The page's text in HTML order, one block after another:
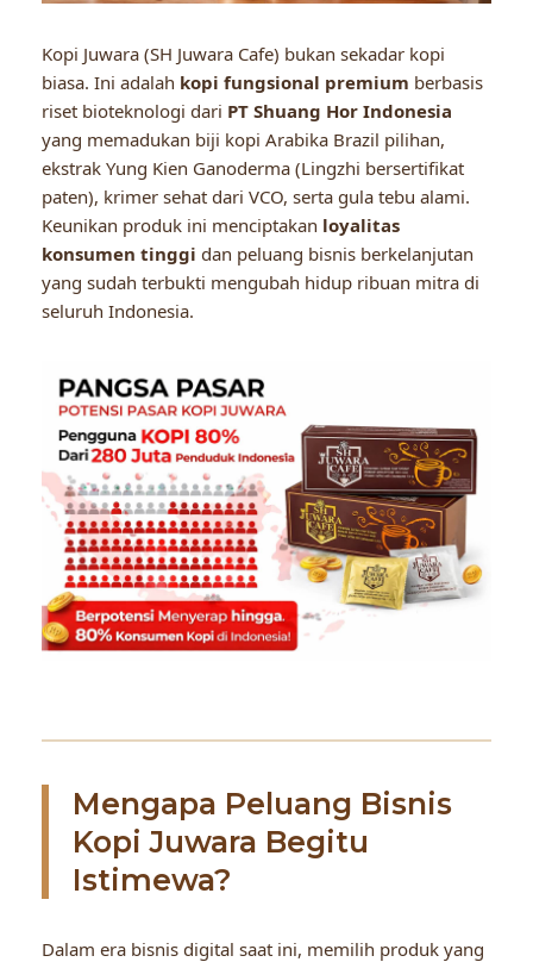
Kopi Juwara (SH Juwara Cafe) bukan sekadar kopi
biasa. Ini adalah kopi fungsional premium berbasis
riset bioteknologi dari PT Shuang Hor Indonesia
yang memadukan biji kopi Arabika Brazil pilihan,
ekstrak Yung Kien Ganoderma (Lingzhi bersertifikat
paten), krimer sehat dari VCO, serta gula tebu alami.
Keunikan produk ini menciptakan loyalitas
konsumen tinggi dan peluang bisnis berkelanjutan
yang sudah terbukti mengubah hidup ribuan mitra di
seluruh Indonesia.
Mengapa Peluang Bisnis
Kopi Juwara Begitu
Istimewa?
Dalam era bisnis digital saat ini, memilih produk yang